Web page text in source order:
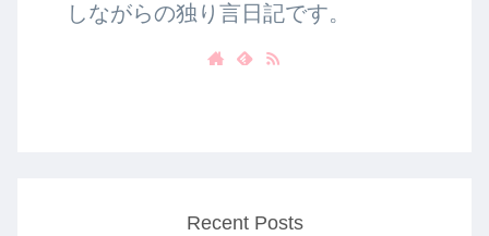
しながらの独り言日記です。
Recent Posts